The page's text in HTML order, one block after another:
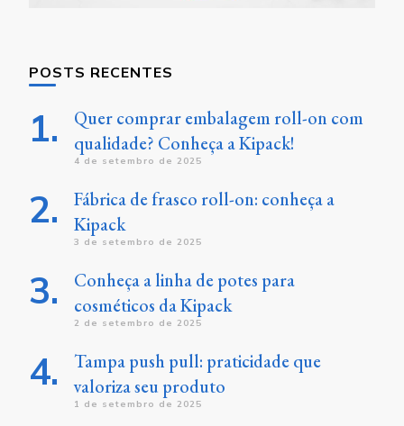
POSTS RECENTES
Quer comprar embalagem roll-on com
qualidade? Conheça a Kipack!
4 de setembro de 2025
Fábrica de frasco roll-on: conheça a
Kipack
3 de setembro de 2025
Conheça a linha de potes para
cosméticos da Kipack
2 de setembro de 2025
Tampa push pull: praticidade que
valoriza seu produto
1 de setembro de 2025